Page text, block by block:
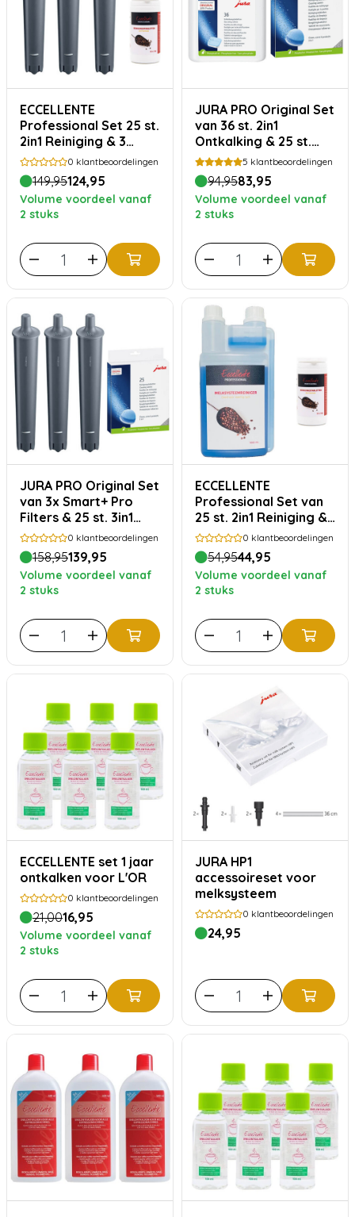
ECCELLENTE
Professional Set 25 st.
2in1 Reiniging & 3
JURA PRO Smart+
filters
0 klantbeoordelingen
149,95124,95
Volume voordeel vanaf
2 stuks
JURA PRO Original Set
van 36 st. 2in1
Ontkalking & 25 st.
3in1 Reiniging
5 klantbeoordelingen
94,9583,95
Volume voordeel vanaf
2 stuks
JURA PRO Original Set
van 3x Smart+ Pro
Filters & 25 st. 3in1
Reiniging
0 klantbeoordelingen
158,95139,95
Volume voordeel vanaf
2 stuks
ECCELLENTE
Professional Set van
25 st. 2in1 Reiniging &
1L Melkreiniger
0 klantbeoordelingen
54,9544,95
Volume voordeel vanaf
2 stuks
ECCELLENTE set 1 jaar
ontkalken voor L'OR
0 klantbeoordelingen
21,0016,95
Volume voordeel vanaf
2 stuks
JURA HP1
accessoireset voor
melksysteem
0 klantbeoordelingen
24,95